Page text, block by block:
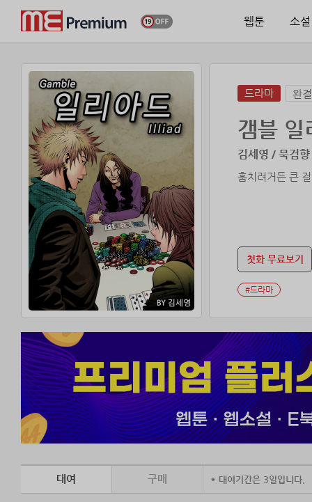
웹툰 소설
드라마 완결
갬블 일
김세영 / 묵검향
훔치려거든 큰
첫화 무료보기
#드라마
대여 구매 * 대여기간은 3일입니다.